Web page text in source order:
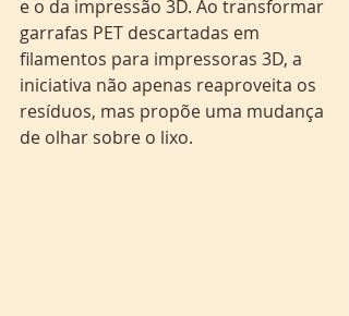
e o da impressão 3D. Ao transformar
garrafas PET descartadas em
filamentos para impressoras 3D, a
iniciativa não apenas reaproveita os
resíduos, mas propõe uma mudança
de olhar sobre o lixo.